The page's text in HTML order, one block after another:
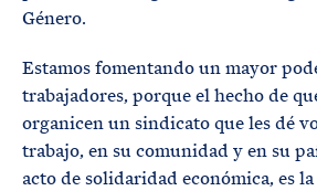
Género.
Estamos fomentando un mayor
trabajadores, porque el hecho de
organicen un sindicato que les dé
trabajo, en su comunidad y en su
acto de solidaridad económica, es